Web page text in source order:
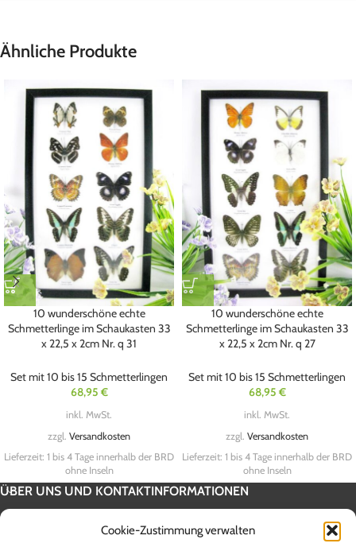
Cookie-Zustimmung verwalten
Ähnliche Produkte
10 wunderschöne echte
Schmetterlinge im Schaukasten 33
x 22,5 x 2cm Nr. q 31
Set mit 10 bis 15 Schmetterlingen
68,95 €
inkl. MwSt.
zzgl. Versandkosten
Lieferzeit: 1 bis 4 Tage innerhalb der BRD
ohne Inseln
10 wunderschöne echte
Schmetterlinge im Schaukasten 33
x 22,5 x 2cm Nr. q 27
Set mit 10 bis 15 Schmetterlingen
68,95 €
inkl. MwSt.
zzgl. Versandkosten
Lieferzeit: 1 bis 4 Tage innerhalb der BRD
ohne Inseln
ÜBER UNS UND KONTAKTINFORMATIONEN
SERVICE INFORMATION